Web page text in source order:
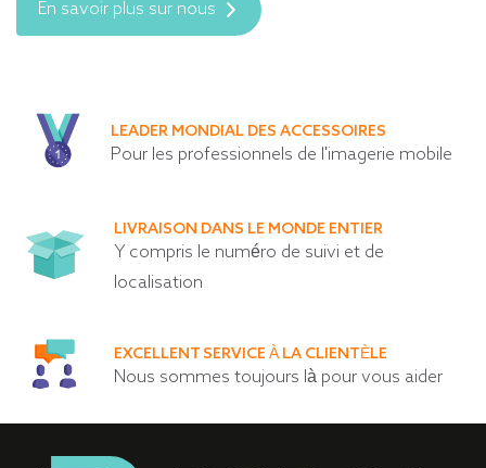
En savoir plus sur nous
LEADER MONDIAL DES ACCESSOIRES
Pour les professionnels de l'imagerie mobile
LIVRAISON DANS LE MONDE ENTIER
Y compris le numéro de suivi et de
localisation
EXCELLENT SERVICE À LA CLIENTÈLE
Nous sommes toujours là pour vous aider